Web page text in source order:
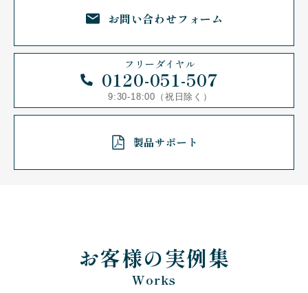
お問い合わせ フォーム
フリーダイヤル
0120-051-507
9:30-18:00（祝日除く）
製品サポート
お客様の実例集
Works